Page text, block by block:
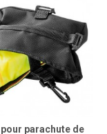
parachute de